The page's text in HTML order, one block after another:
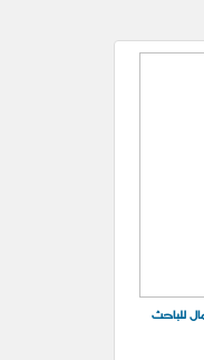
للباحث